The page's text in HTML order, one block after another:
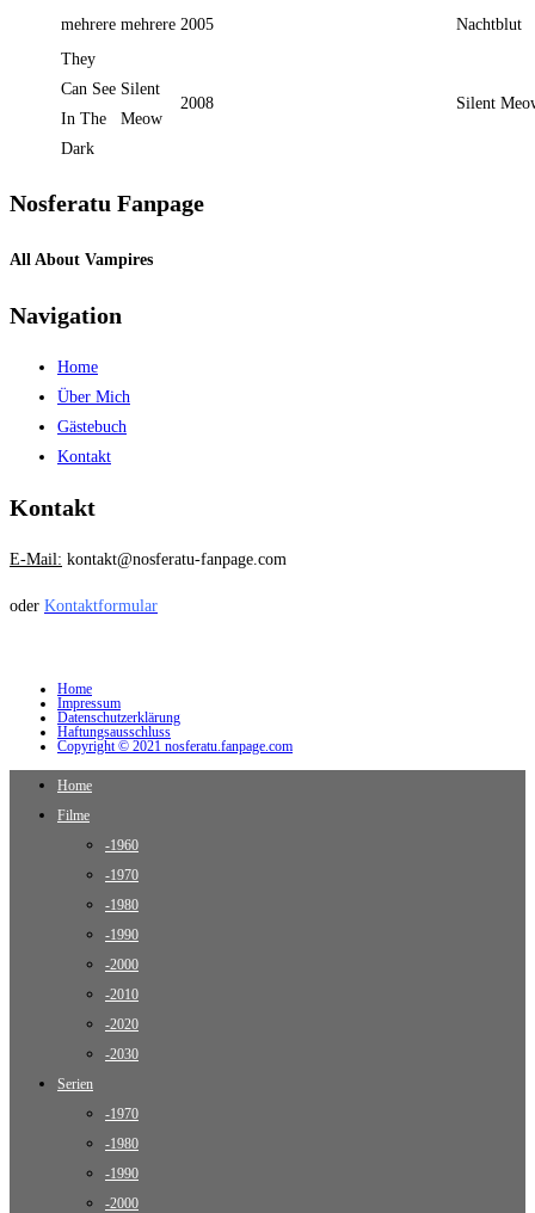
mehrere mehrere 2005
Nachtblut
They
Can See
In The
Dark
Silent
Meow
2008 Silent
Nosferatu Fanpage
All About Vampires
Navigation
Home
Über Mich
Gästebuch
Kontakt
Kontakt
E-Mail: kontakt@nosferatu-fanpage.com
oder Kontaktformular
Home
Impressum
Datenschutzerklärung
Haftungsausschluss
Copyright © 2021 nosferatu.fanpage.com
Home
Filme
-1960
-1970
-1980
-1990
-2000
-2010
-2020
-2030
Serien
-1970
-1980
-1990
-2000